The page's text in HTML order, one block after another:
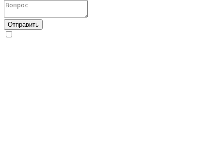
Отправить